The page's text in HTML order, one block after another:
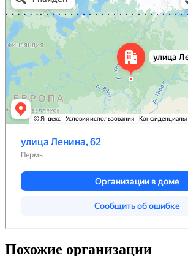
Похожие организации